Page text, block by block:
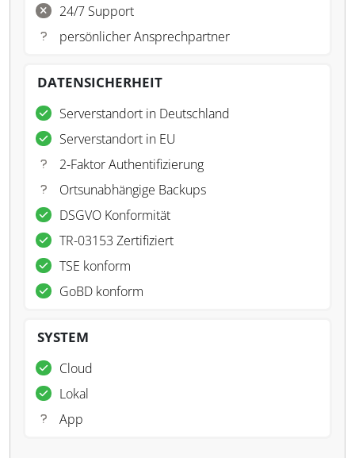
24/7 Support
persönlicher Ansprechpartner
DATENSICHERHEIT
Serverstandort in Deutschland
Serverstandort in EU
2-Faktor Authentifizierung
Ortsunabhängige Backups
DSGVO Konformität
TR-03153 Zertifiziert
TSE konform
GoBD konform
SYSTEM
Cloud
Lokal
App